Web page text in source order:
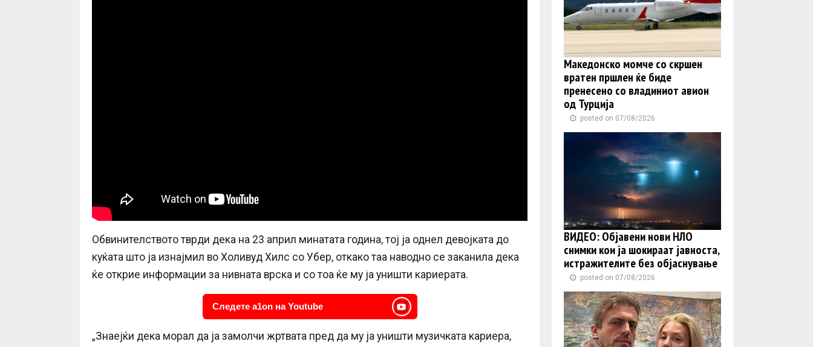
Обвинителството тврди дека на 23 април минатата година, тој ја однел девојката до
куќата што ја изнајмил во Холивуд Хилс со Убер, откако таа наводно се заканила дека
ќе открие информации за нивната врска и со тоа ќе му ја уништи кариерата.
Следете a1on на Youtube
„Знаејќи дека морал да ја замолчи жртвата пред да му ја уништи музичката кариера,
Македонско момче со скршен
вратен пршлен ќе биде
пренесено со владиниот авион
од Турција
posted on 07/08/2026
ВИДЕО: Објавени нови НЛО
снимки кои ја шокираат јавноста,
истражителите без објаснување
posted on 07/08/2026